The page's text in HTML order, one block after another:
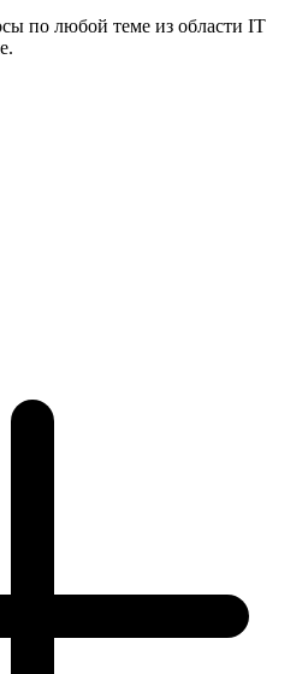
по любой теме из области IT